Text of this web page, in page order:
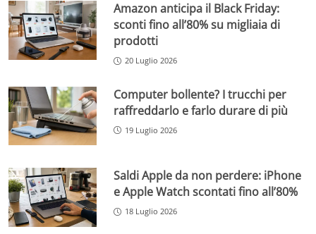
Amazon anticipa il Black Friday:
sconti fino all’80% su migliaia di
prodotti
20 Luglio 2026
Computer bollente? I trucchi per
raffreddarlo e farlo durare di più
19 Luglio 2026
Saldi Apple da non perdere: iPhone
e Apple Watch scontati fino all’80%
18 Luglio 2026